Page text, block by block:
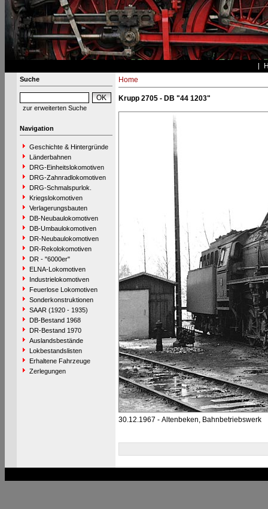
Suche
zur erweiterten Suche
Navigation
Geschichte & Hintergründe
Länderbahnen
DRG-Einheitslokomotiven
DRG-Zahnradlokomotiven
DRG-Schmalspurlok.
Kriegslokomotiven
Verlagerungsbauten
DB-Neubaulokomotiven
DB-Umbaulokomotiven
DR-Neubaulokomotiven
DR-Rekolokomotiven
DR - "6000er"
ELNA-Lokomotiven
Industrielokomotiven
Feuerlose Lokomotiven
Sonderkonstruktionen
SAAR (1920 - 1935)
DB-Bestand 1968
DR-Bestand 1970
Auslandsbestände
Lokbestandslisten
Erhaltene Fahrzeuge
Zerlegungen
Home
Krupp 2705 - DB "44 1203"
30.12.1967 - Altenbeken, Bahnbetriebswerk